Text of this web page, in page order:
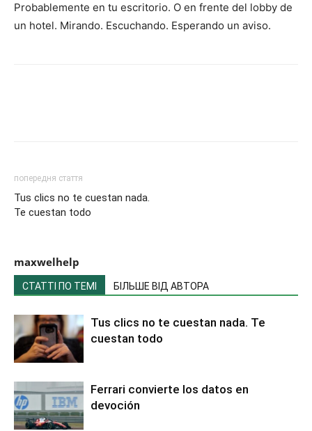
Probablemente en tu escritorio. O en frente del lobby de
un hotel. Mirando. Escuchando. Esperando un aviso.
попередня стаття
Tus clics no te cuestan nada.
Te cuestan todo
maxwelhelp
СТАТТІ ПО ТЕМІ БІЛЬШЕ ВІД АВТОРА
Tus clics no te cuestan nada. Te
cuestan todo
Ferrari convierte los datos en
devoción